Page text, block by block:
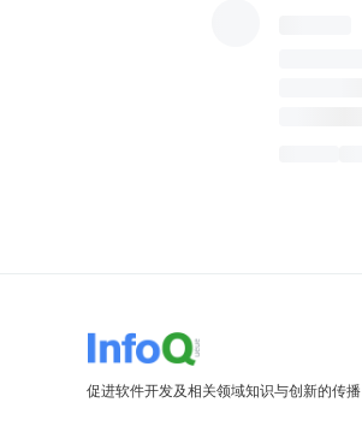
促进软件开发及相关领域知识与创新的传播